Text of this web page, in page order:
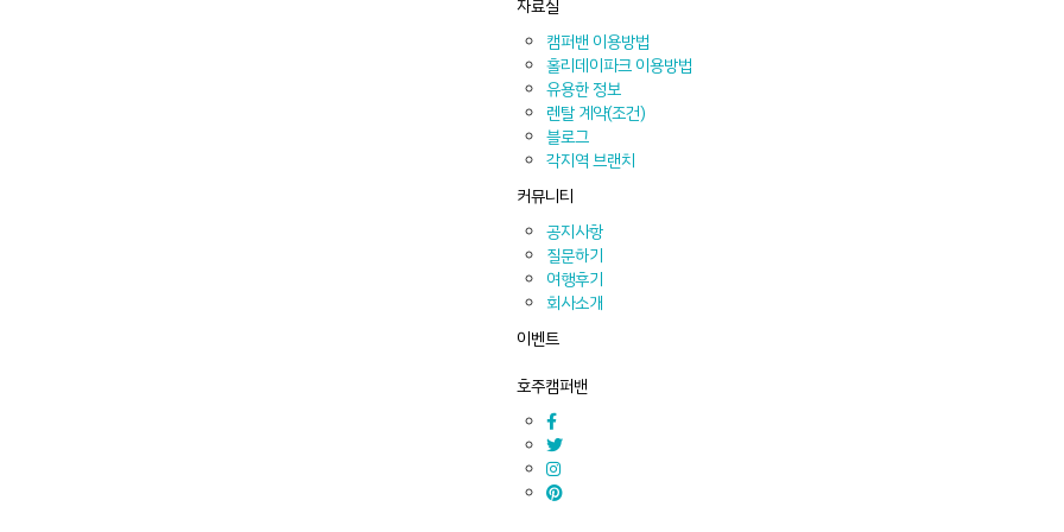
자료실
캠퍼밴 이용방법
홀리데이파크 이용방법
유용한 정보
렌탈 계약(조건)
블로그
각지역 브랜치
커뮤니티
공지사항
질문하기
여행후기
회사소개
이벤트
호주캠퍼밴